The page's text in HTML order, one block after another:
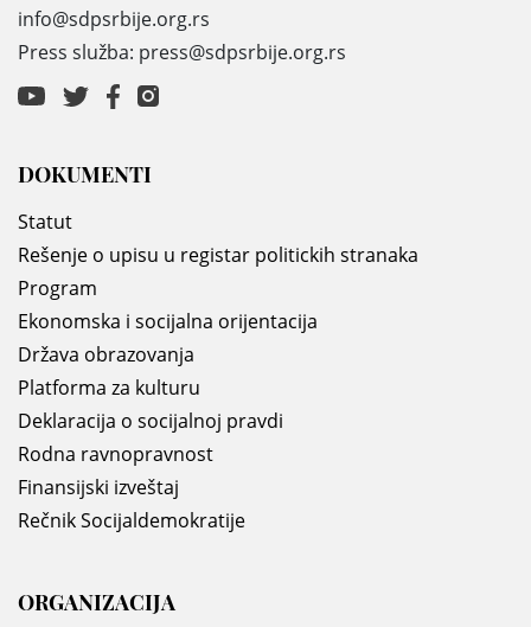
info@sdpsrbije.org.rs
Press služba: press@sdpsrbije.org.rs
DOKUMENTI
Statut
Rešenje o upisu u registar politickih stranaka
Program
Ekonomska i socijalna orijentacija
Država obrazovanja
Platforma za kulturu
Deklaracija o socijalnoj pravdi
Rodna ravnopravnost
Finansijski izveštaj
Rečnik Socijaldemokratije
ORGANIZACIJA